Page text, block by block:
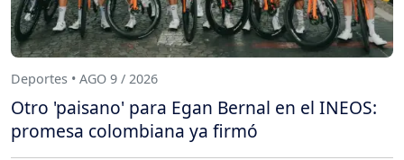
Deportes • AGO 9 / 2026
Otro 'paisano' para Egan Bernal en el INEOS:
promesa colombiana ya firmó